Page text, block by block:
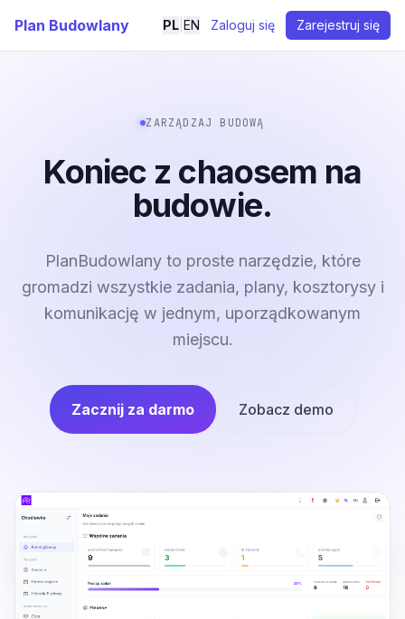
Plan Budowlany PL EN Zaloguj się Zarejestruj się
ZARZĄDZAJ BUDOWĄ
Koniec z chaosem na
budowie.
PlanBudowlany to proste narzędzie, które
gromadzi wszystkie zadania, plany, kosztorysy i
komunikację w jednym, uporządkowanym
miejscu.
Zacznij za darmo Zobacz demo